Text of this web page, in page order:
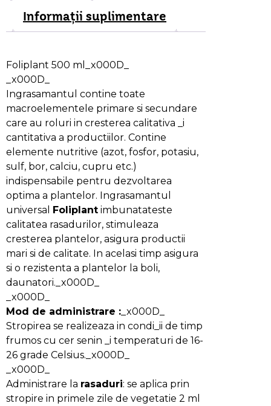
Informații suplimentare
Foliplant 500 ml_x000D_
_x000D_
Ingrasamantul contine toate
macroelementele primare si secundare
care au roluri in cresterea calitativa _i
cantitativa a productiilor. Contine
elemente nutritive (azot, fosfor, potasiu,
sulf, bor, calciu, cupru etc.)
indispensabile pentru dezvoltarea
optima a plantelor. Ingrasamantul
universal Foliplant imbunatateste
calitatea rasadurilor, stimuleaza
cresterea plantelor, asigura productii
mari si de calitate. In acelasi timp asigura
si o rezistenta a plantelor la boli,
daunatori._x000D_
_x000D_
Mod de administrare : _x000D_
Stropirea se realizeaza in condi_ii de timp
frumos cu cer senin _i temperaturi de 16-
26 grade Celsius._x000D_
_x000D_
Administrare la rasaduri: se aplica prin
stropire in primele zile de vegetatie 2 ml